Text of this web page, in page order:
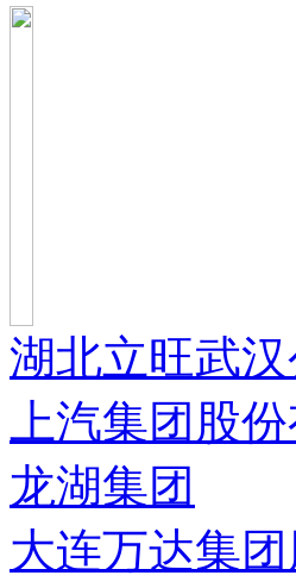
湖北立旺武汉
上汽集团股
龙湖集团
大连万达集